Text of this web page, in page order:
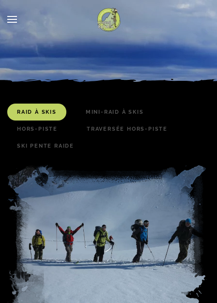
RAID À SKIS MINI-RAID À SKIS
HORS-PISTE TRAVERSÉE HORS-PISTE
SKI PENTE RAIDE